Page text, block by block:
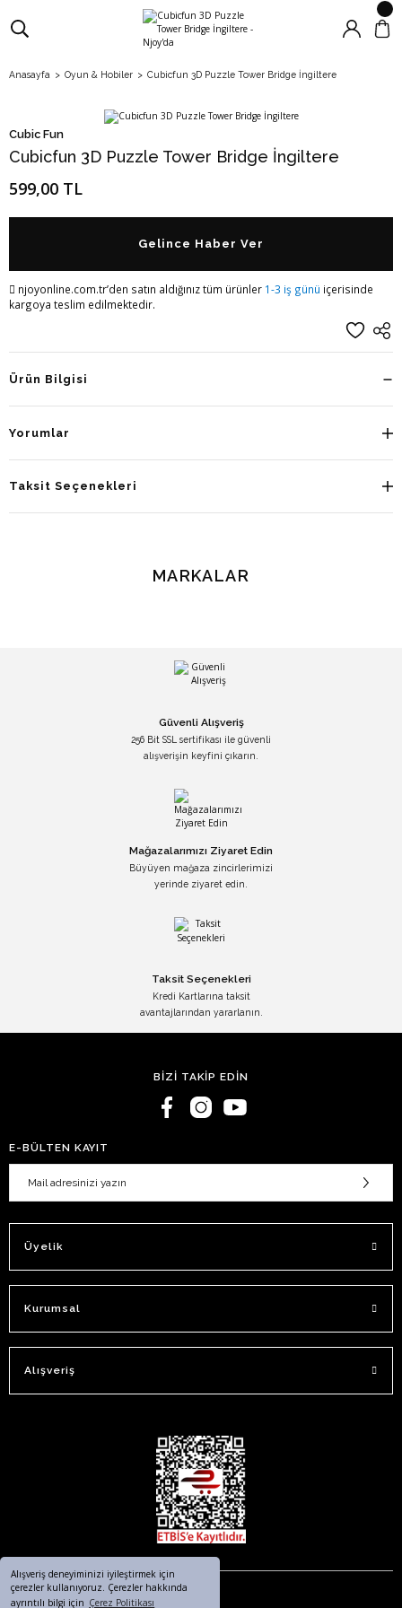
Alışveriş deneyiminizi iyileştirmek için
çerezler kullanıyoruz. Çerezler hakkında
ayrıntılı bilgi için Çerez Politikası
Anasayfa Oyun & Hobiler Cubicfun 3D Puzzle Tower Bridge İngiltere
Cubic Fun
Cubicfun 3D Puzzle Tower Bridge İngiltere
599,00 TL
Gelince Haber Ver
njoyonline.com.tr’den satın aldığınız tüm ürünler 1-3 iş günü içerisinde
kargoya teslim edilmektedir.
Ürün Bilgisi
Yorumlar
Taksit Seçenekleri
MARKALAR
Güvenli Alışveriş
256 Bit SSL sertifikası ile güvenli
alışverişin keyfini çıkarın.
Mağazalarımızı Ziyaret Edin
Büyüyen mağaza zincirlerimizi
yerinde ziyaret edin.
Taksit Seçenekleri
Kredi Kartlarına taksit
avantajlarından yararlanın.
BİZİ TAKİP EDİN
E-BÜLTEN KAYIT
Üyelik
Kurumsal
Alışveriş